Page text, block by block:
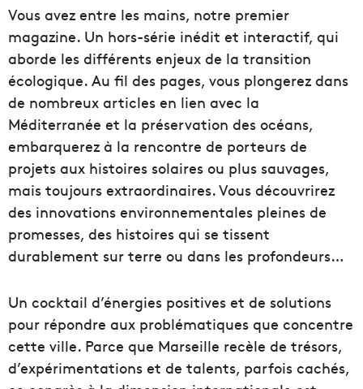
Vous avez entre les mains, notre premier
magazine. Un hors-série inédit et interactif, qui
aborde les différents enjeux de la transition
écologique. Au fil des pages, vous plongerez dans
de nombreux articles en lien avec la
Méditerranée et la préservation des océans,
embarquerez à la rencontre de porteurs de
projets aux histoires solaires ou plus sauvages,
mais toujours extraordinaires. Vous découvrirez
des innovations environnementales pleines de
promesses, des histoires qui se tissent
durablement sur terre ou dans les profondeurs…
Un cocktail d’énergies positives et de solutions
pour répondre aux problématiques que concentre
cette ville. Parce que Marseille recèle de trésors,
d’expérimentations et de talents, parfois cachés,